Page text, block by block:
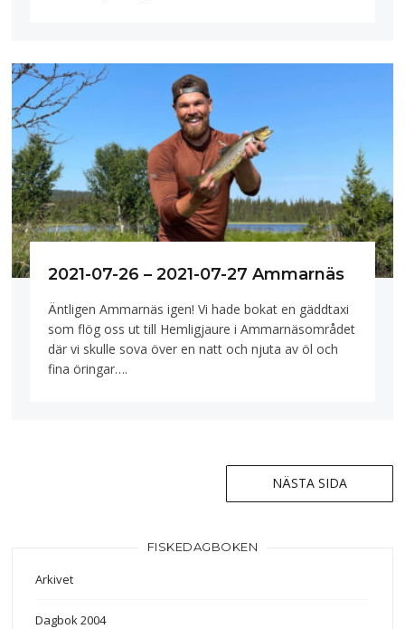
2021-07-26 – 2021-07-27 Ammarnäs
Äntligen Ammarnäs igen! Vi hade bokat en gäddtaxi
som flög oss ut till Hemligjaure i Ammarnäsområdet
där vi skulle sova över en natt och njuta av öl och
fina öringar….
NÄSTA SIDA
FISKEDAGBOKEN
Arkivet
Dagbok 2004